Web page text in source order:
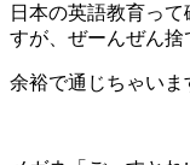
日本の英語教育っ
すが、ぜーんぜん
余裕で通じちゃいま